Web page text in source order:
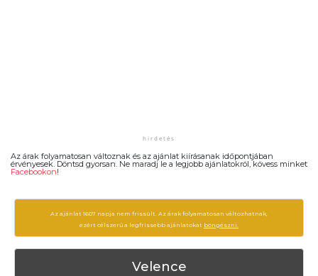
Az árak folyamatosan változnak és az ajánlat kiírásanak időpontjában
érvényesek. Döntsd gyorsan. Ne maradj le a legjobb ajánlatokról, kövess minket
Facebookon!
Az ajánlat 1607 napja nem frissült. Az árak folyamatosan változhatnak,
ezért célszerű a legfrissebb ajánlatokat böngészni.
Velence